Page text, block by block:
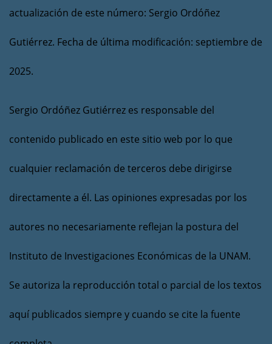
actualización de este número: Sergio Ordóñez
Gutiérrez. Fecha de última modificación: septiembre de
2025.
Sergio Ordóñez Gutiérrez es responsable del
contenido publicado en este sitio web por lo que
cualquier reclamación de terceros debe dirigirse
directamente a él. Las opiniones expresadas por los
autores no necesariamente reflejan la postura del
Instituto de Investigaciones Económicas de la UNAM.
Se autoriza la reproducción total o parcial de los textos
aquí publicados siempre y cuando se cite la fuente